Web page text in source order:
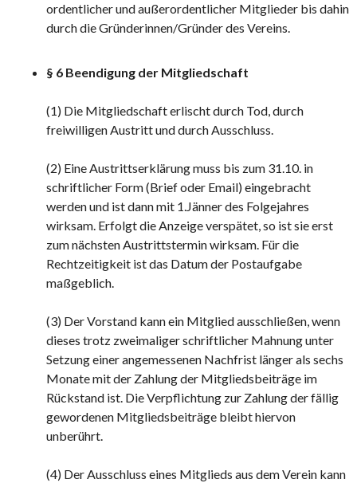
ordentlicher und außerordentlicher Mitglieder bis dahin
durch die Gründerinnen/Gründer des Vereins.
§ 6 Beendigung der Mitgliedschaft
(1) Die Mitgliedschaft erlischt durch Tod, durch
freiwilligen Austritt und durch Ausschluss.
(2) Eine Austrittserklärung muss bis zum 31.10. in
schriftlicher Form (Brief oder Email) eingebracht
werden und ist dann mit 1.Jänner des Folgejahres
wirksam. Erfolgt die Anzeige verspätet, so ist sie erst
zum nächsten Austrittstermin wirksam. Für die
Rechtzeitigkeit ist das Datum der Postaufgabe
maßgeblich.
(3) Der Vorstand kann ein Mitglied ausschließen, wenn
dieses trotz zweimaliger schriftlicher Mahnung unter
Setzung einer angemessenen Nachfrist länger als sechs
Monate mit der Zahlung der Mitgliedsbeiträge im
Rückstand ist. Die Verpflichtung zur Zahlung der fällig
gewordenen Mitgliedsbeiträge bleibt hiervon
unberührt.
(4) Der Ausschluss eines Mitglieds aus dem Verein kann